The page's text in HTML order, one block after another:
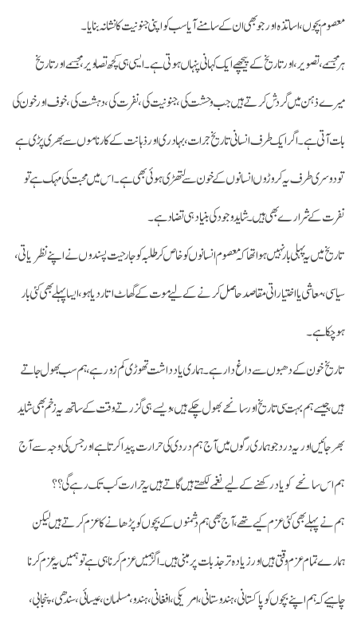
معصوم بچوں، اساتذہ اور جو بھی ان کے سامنے آیا سب کو اپنی جنونیت کا نشانہ بنایا۔
ہر مجسمے ،تصویر، اور تاریخ کے پیچھے ایک کہانی پنہاں ہوتی ہے۔ ایسی ہی کچھ تصاویر، مجسمے اور تاریخ
میرے ذہن میں گردش کرتے ہیں جب وحشت کی، جنونیت کی، نفرت کی، دہشت کی، خوف اور خون کی
بات آتی ہے۔ اگر ایک طرف انسانی تاریخ جرات، بہادری اور ذہانت کے کارناموں سے بھری پڑی ہے
تو دوسری طرف یہ کروڑوں انسانوں کے خون سے لتھڑی ہوئی بھی ہے۔ اس میں محبت کی مہک ہے تو
نفرت کے شرارے بھی ہیں۔ شاید وجود کی بنیاد ہی تضاد ہے۔
تاریخ میں یہ پہلی بارنہیں ہوا تھا کہ معصوم انسانوں کو خاص کر طلبہ کو جارحیت پسندوں نے اپنے نظریاتی،
سیاسی، معاشی یا اختیاراتی مقاصد حاصل کرنے کے لیے موت کے گھاٹ اتاردیا ہو، ایسا پہلے بھی کئی بار
ہوچکا ہے۔
تاریخ خون کے دھبوں سے داغ دار ہے۔ ہماری یادداشت تھوڑی کم زور ہے، ہم سب بھول جاتے
ہیں، جیسے ہم بہت سی تاریخ اور سانحے بھول چکے ہیں، ویسے ہی گزرتے وقت کے ساتھ یہ زخم بھی شاید
بھر جائیں اور یہ درد جو ہماری رگوں میں آج ہم دردی کی حرارت پیدا کرتا ہے اور جس کی وجہ سے آ ج
ہم اس سانحےکو یاد رکھنے کے لیےنغمے لکھتے ہیں گاتے ہیں یہ حرارت کب تک رہے گی؟؟
ہم نے پہلے بھی کئی عزم کیے تھے، آج بھی ہم دشمنوں کے بچوں کو پڑھانے کا عزم کرتے ہیں لیکن
ہمارے تمام عزم وقتی ہیں اور زیادہ تر جذبات پر مبنی ہیں۔ اگرہمیں عزم کرنا ہی ہے تو ہمیں یہ عزم کرنا
چاہیے کہ ہم اپنے بچوں کو پاکستانی، ہندوستانی، امریکی، افغانی، ہندو، مسلمان، عیسائی، سندھی، پنجابی،